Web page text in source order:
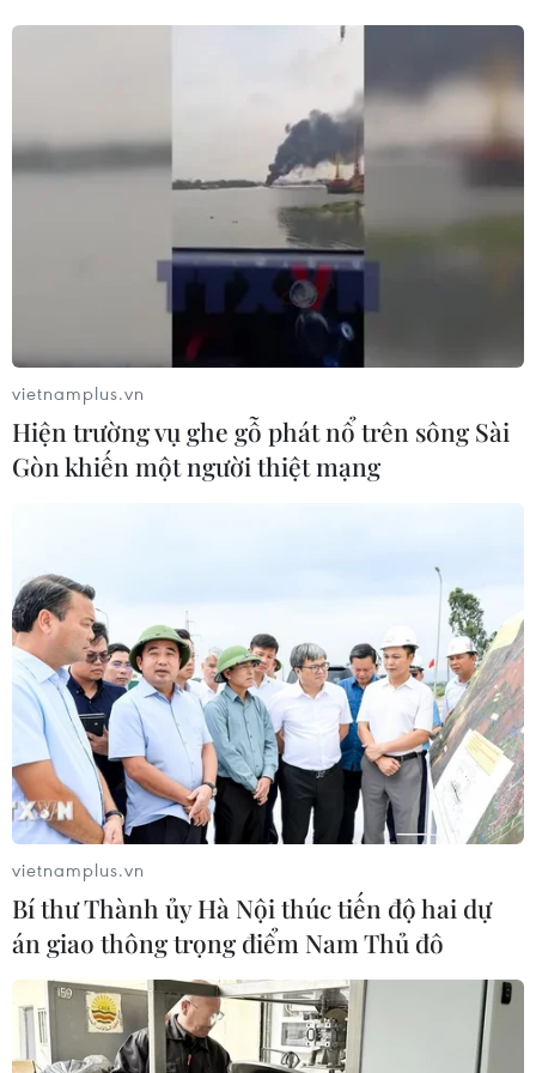
Mỹ cấm xuất khẩu vật liệu pin tái chế
và phế liệu vonfram trong một năm
Brazil hạ cấp quan hệ với Argentina,
căng thẳng ngoại giao với Mỹ
Xem thêm
CƠ QUAN CHỦ QUẢN: THÔNG TẤN XÃ VIỆT NAM
Tổng Biên tập: TRẦN TIẾN DUẨN
Phó Tổng Biên tập: NGUYỄN THỊ TÁM, KHÚC THANH
THỦY
Sở hữu trí tuệ
Quy định sử dụng
RSS
Hỗ trợ
Ngôn ngữ
TTXVN
Dịch vụ tin
Quảng cáo
Liên hệ
vietnamplus.vn
Hiện trường vụ ghe gỗ phát nổ trên sông Sài
Gòn khiến một người thiệt mạng
vietnamplus.vn
Bí thư Thành ủy Hà Nội thúc tiến độ hai dự
án giao thông trọng điểm Nam Thủ đô